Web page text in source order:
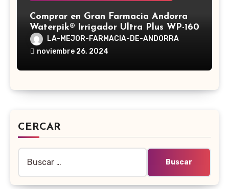
Comprar en Gran Farmacia Andorra
Waterpik® Irrigador Ultra Plus WP-160
LA-MEJOR-FARMACIA-DE-ANDORRA
noviembre 26, 2024
CERCAR